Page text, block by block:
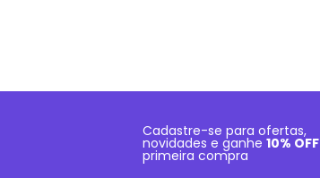
Cadastre-se para ofertas,
novidades e ganhe 10% OFF
primeira compra